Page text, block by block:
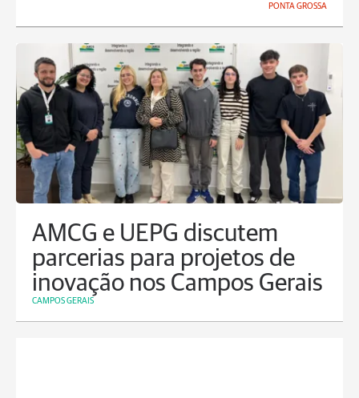
PONTA GROSSA
AMCG e UEPG discutem
parcerias para projetos de
inovação nos Campos Gerais
CAMPOS GERAIS